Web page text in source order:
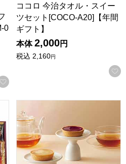
0
お気に入りに登録する
ココロ 今治タオル・スイー
ツセット[COCO-A20]【年間
ギフト】
本体 2,000円
税込 2,160円